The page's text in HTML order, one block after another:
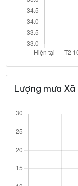
Lượng mưa